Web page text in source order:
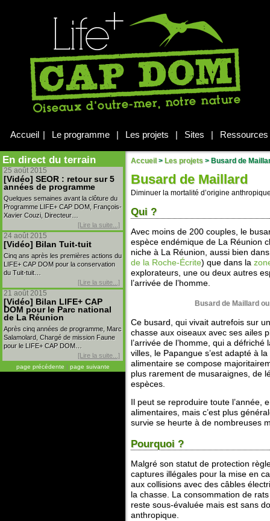
Accueil | Le programme | Les projets | Sites | Ressources
En direct du terrain
25 août 2015
[Vidéo] SEOR : retour sur 5
années de programme
Quelques semaines avant la clôture du
Programme LIFE+ CAP DOM, François-
Xavier Couzi, Directeur…
[Lire la suite...]
24 août 2015
[Vidéo] Bilan Tuit-tuit
Cinq ans après les premières actions du
LIFE+ CAP DOM pour la conservation
du Tuit-tuit…
[Lire la suite...]
21 août 2015
[Vidéo] Bilan LIFE+ CAP
DOM pour le Parc national
de La Réunion
Après cinq années de programme, Marc
Salamolard, Chargé de mission Faune
pour le LIFE+ CAP DOM…
[Lire la suite...]
page précédente | page suivante
Accueil > Les projets >Busard de
Busard de Maillard
Diminuer la mortalité d’origine
Qui ?
Avec moins de 200 couples, le
espèce endémique de La Réunion
niche à La Réunion, aussi bien
de la Roche-Écrite) que dans la
explorateurs, une ou deux autres
l’arrivée de l’homme.
Busard de Maillard
Ce busard, qui vivait autrefois sur
chasse aux oiseaux avec ses ailes
l’arrivée de l’homme, qui a
villes, le Papangue s’est adapté à
alimentaire se compose
plus rarement de musaraignes, de
espèces.
Il peut se reproduire toute
alimentaires, mais c’est plus
survie se heurte à de nombreuses
Pourquoi ?
Malgré son statut de protection
captures illégales pour la mise en
aux collisions avec des câbles
la chasse. La consommation de
reste sous-évaluée mais est sans
anthropique.